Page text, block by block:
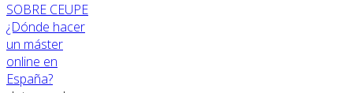
SOBRE CEUPE
¿Dónde hacer
un máster
online en
España?